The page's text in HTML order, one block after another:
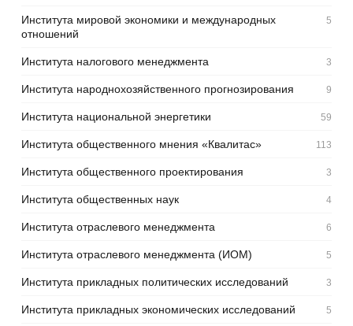
Института мировой экономики и международных
отношений
5
Института налогового менеджмента 3
Института народнохозяйственного прогнозирования 9
Института национальной энергетики 59
Института общественного мнения «Квалитас» 113
Института общественного проектирования 3
Института общественных наук 4
Института отраслевого менеджмента 6
Института отраслевого менеджмента (ИОМ) 5
Института прикладных политических исследований 3
Института прикладных экономических исследований 5